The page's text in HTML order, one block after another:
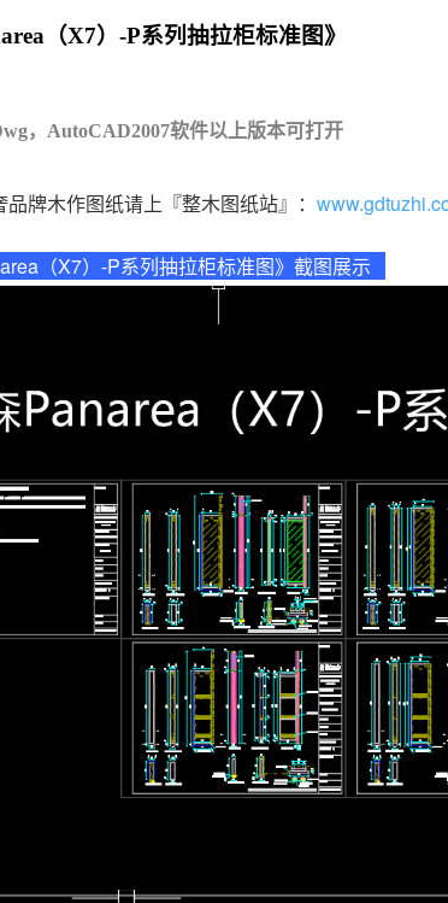
（X7）-P系列抽拉柜标准图》
，AutoCAD2007软件以上版本可打开
牌木作图纸请上『整木图纸站』：
（X7）-P系列抽拉柜标准图》截图展示